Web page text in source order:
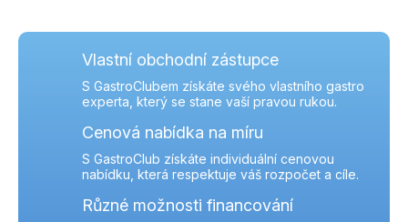
Vlastní obchodní zástupce
S GastroClubem získáte svého vlastního gastro
experta, který se stane vaší pravou rukou.
Cenová nabídka na míru
S GastroClub získáte individuální cenovou
nabídku, která respektuje váš rozpočet a cíle.
Různé možnosti financování